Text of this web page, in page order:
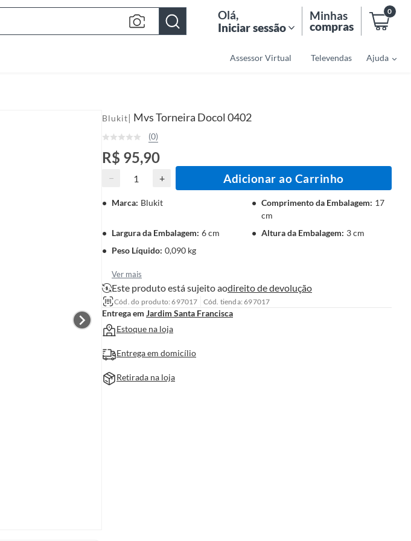
Olá,
Iniciar sessão
Minhas
compras
0
Assessor Virtual Televendas Ajuda
Blukit| Mvs Torneira Docol 0402
(0)
R$ 95,90
− + Adicionar ao Carrinho
Marca: Blukit Comprimento da Embalagem: 17
cm
Largura da Embalagem: 6 cm Altura da Embalagem: 3 cm
Peso Líquido: 0,090 kg
Ver mais
Este produto está sujeito aodireito de devolução
Cód. do produto: 697017 Cód. tienda: 697017
Entrega em Jardim Santa Francisca
Estoque na loja
Entrega em domicílio
Retirada na loja